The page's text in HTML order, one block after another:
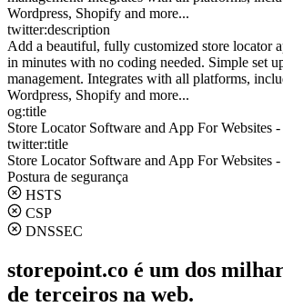
Wordpress, Shopify and more...
twitter:description
Add a beautiful, fully customized store locator
in minutes with no coding needed. Simple set
management. Integrates with all platforms,
Wordpress, Shopify and more...
og:title
Store Locator Software and App For Websites
twitter:title
Store Locator Software and App For Websites
Postura de segurança
HSTS
CSP
DNSSEC
storepoint.co é um dos
de terceiros na web.